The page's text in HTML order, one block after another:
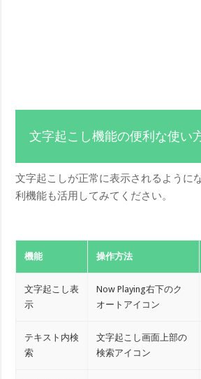
文字起こし機能の便利な使い
文字起こしが正常に表示されるように
利機能も活用してみてください。
機能 操作方法
文字起こし表
示
Now Playing右下のク
オートアイコン
テキスト内検
索
文字起こし画面上部の
検索アイコン